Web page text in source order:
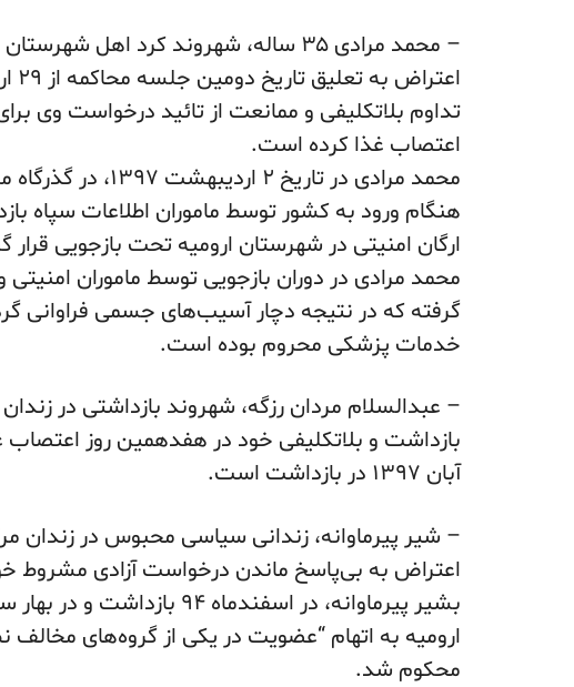
تداوم بلاتکلیفی و ممانعت از تائید درخواست وی
اعتصاب غذا کرده است.
محمد مرادی در
هنگام ورود به کشور توسط ماموران اطلاعات سپاه
ارگان امنیتی در شهرستان ارومیه تحت بازجویی قرار
محمد مرادی در دوران بازجویی توسط ماموران
گرفته که در نتیجه دچار آسیب‌های جسمی فراوانی
خدمات پزشکی محروم بوده است.
– عبدالسلام مردان رزگه، شهروند بازداشتی در
آبان ۱۳۹۷ در بازداشت است.
اعتراض به بی‌پاسخ ماندن درخواست آزادی مشروط
محکوم شد.